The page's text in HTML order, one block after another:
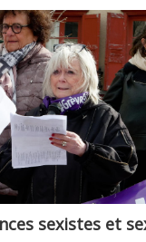
sexistes et